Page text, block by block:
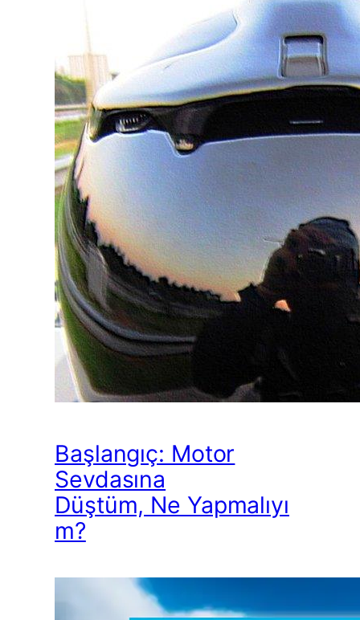
Başlangıç: Motor
Sevdasına
Düştüm, Ne Yapmalıyı
m?